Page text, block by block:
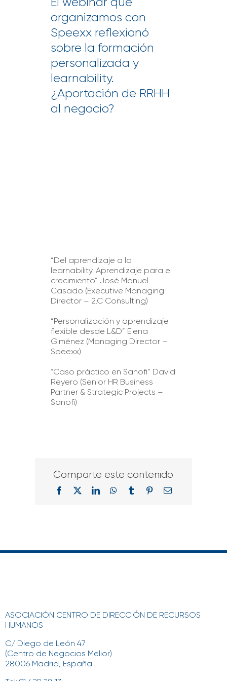
organizamos con
Speexx reflexionó
sobre la formación
personalizada y
learnability.
¿Aportación de RRHH
al negocio?
“Del aprendizaje a la
learnability. Aprendizaje para el
crecimiento” José Manuel
Casado (Executive Managing
Director – 2.C Consulting)
“Personalización y aprendizaje
flexible desde L&D” Elena
Giménez (Managing Director –
Speexx)
“Caso práctico en Sanofi” David
Reyero (Senior HR Business
Partner & Strategic Projects –
Sanofi)
Comparte este contenido
Facebook
X LinkedInWhatsApp
TumblrPinterestCorreo
ASOCIACIÓN CENTRO DE DIRECCIÓN DE RECURSOS
HUMANOS
C/ Diego de León 47
(Centro de Negocios Melior)
28006 Madrid, España